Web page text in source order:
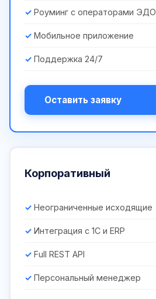
Роуминг с операторами ЭДО
Мобильное приложение
Поддержка 24/7
Оставить заявку
Корпоративный
Неограниченные исходящие
Интеграция с 1С и ERP
Full REST API
Персональный менеджер